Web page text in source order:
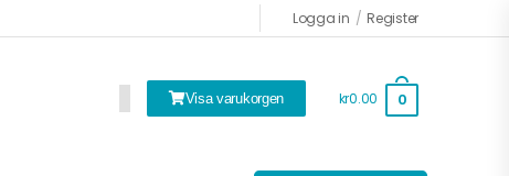
Logga in / Register
Visa varukorgen kr0.00 0